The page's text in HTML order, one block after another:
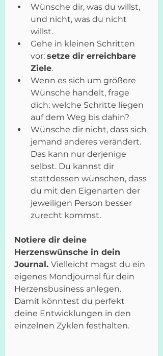
Wünsche dir, was du willst,
und nicht, was du nicht
willst.
Gehe in kleinen Schritten
vor: setze dir erreichbare
Ziele.
Wenn es sich um größere
Wünsche handelt, frage
dich: welche Schritte liegen
auf dem Weg bis dahin?
Wünsche dir nicht, dass sich
jemand anderes verändert.
Das kann nur derjenige
selbst. Du kannst dir
stattdessen wünschen, dass
du mit den Eigenarten der
jeweiligen Person besser
zurecht kommst.
Notiere dir deine
Herzenswünsche in dein
Journal. Vielleicht magst du ein
eigenes Mondjournal für dein
Herzensbusiness anlegen.
Damit könntest du perfekt
deine Entwicklungen in den
einzelnen Zyklen festhalten.